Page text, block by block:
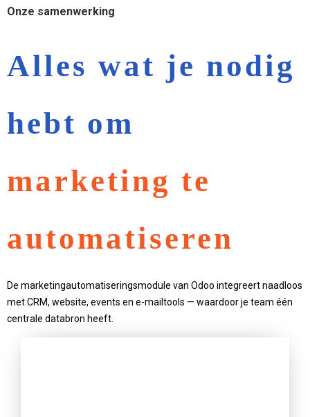
Onze samenwerking
Alles wat je nodig
hebt om
marketing te
automatiseren
De marketingautomatiseringsmodule van Odoo integreert naadloos
met CRM, website, events en e-mailtools — waardoor je team één
centrale databron heeft.